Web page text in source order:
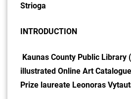
Strioga
INTRODUCTION
Kaunas County Public Library
illustrated Online Art
Prize laureate Leonoras